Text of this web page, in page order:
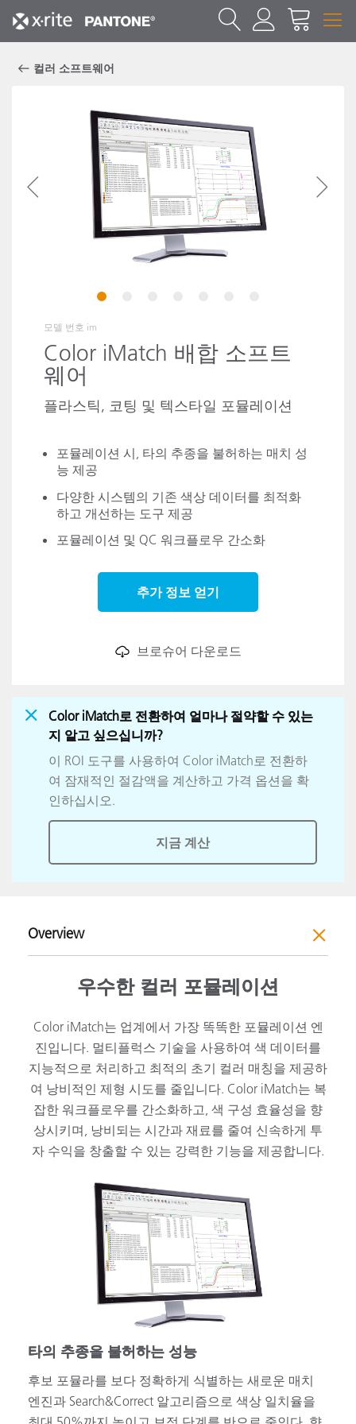
컬러 소프트웨어
1
모델 번호 im
Color iMatch 배합 소프트
웨어
플라스틱, 코팅 및 텍스타일 포뮬레이션
포뮬레이션 시, 타의 추종을 불허하는 매치 성
능 제공
다양한 시스템의 기존 색상 데이터를 최적화
하고 개선하는 도구 제공
포뮬레이션 및 QC 워크플로우 간소화
추가 정보 얻기
브로슈어 다운로드
Color iMatch로 전환하여 얼마나 절약할 수 있는
지 알고 싶으십니까?
이 ROI 도구를 사용하여 Color iMatch로 전환하
여 잠재적인 절감액을 계산하고 가격 옵션을 확
인하십시오.
지금 계산
Overview
우수한 컬러 포뮬레이션
Color iMatch는 업계에서 가장 똑똑한 포뮬레이션 엔
진입니다. 멀티플럭스 기술을 사용하여 색 데이터를
지능적으로 처리하고 최적의 초기 컬러 매칭을 제공하
여 낭비적인 제형 시도를 줄입니다. Color iMatch는 복
잡한 워크플로우를 간소화하고, 색 구성 효율성을 향
상시키며, 낭비되는 시간과 재료를 줄여 신속하게 투
자 수익을 창출할 수 있는 강력한 기능을 제공합니다.
타의 추종을 불허하는 성능
후보 포뮬라를 보다 정확하게 식별하는 새로운 매치
엔진과 Search&Correct 알고리즘으로 색상 일치율을